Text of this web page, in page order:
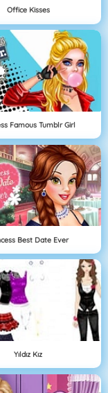
Office Kisses
Famous Tumblr Girl
Best Date Ever
Yıldız Kız